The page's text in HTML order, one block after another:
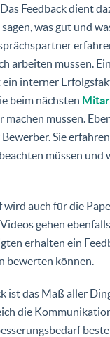
Feedback dient
was gut und
arbeiten müssen.
interner
beim nächsten
machen müssen.
Sie
müssen und
wird auch für die
gehen
erhalten ein
bewerten können.
ist das Maß aller
die